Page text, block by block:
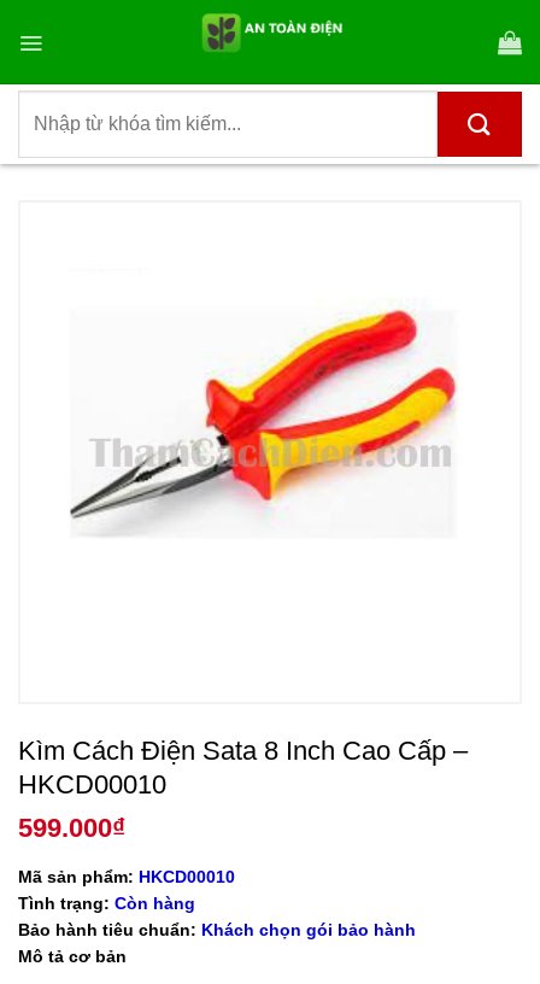
qua
dung
kiếm:
Kìm Cách Điện Sata 8 Inch Cao Cấp –
HKCD00010
599.000₫
Mã sản phẩm: HKCD00010
Tình trạng: Còn hàng
Bảo hành tiêu chuẩn: Khách chọn gói bảo hành
Mô tả cơ bản